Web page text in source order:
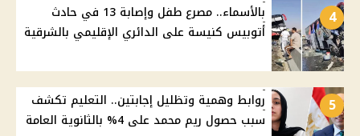
4
بالأسماء.. مصرع طفل وإصابة 13 في حادث
أتوبيس كنيسة على الدائري الإقليمي بالشرقية
5
روابط وهمية وتظليل إجابتين.. التعليم تكشف
سبب حصول ريم محمد على 4% بالثانوية العامة